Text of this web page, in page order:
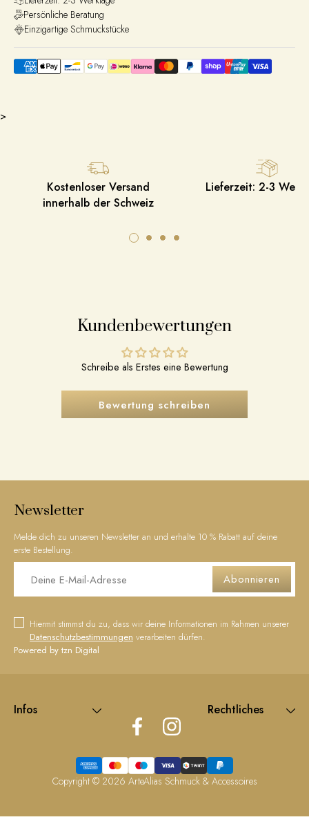
Persönliche Beratung
Einzigartige Schmuckstücke
>
Kostenloser Versand
innerhalb der Schweiz
Lieferzeit: 2-3
Kundenbewertungen
Schreibe als Erstes eine Bewertung
Bewertung schreiben
Infos Rechtliches
Copyright © 2026 ArteAlias Schmuck & Accessoires
Newsletter
Melde dich zu unseren Newsletter an und erhalte 10 % Rabatt auf deine
erste Bestellung.
Abonnieren
Hiermit stimmst du zu, dass wir deine Informationen im Rahmen unserer
Datenschutzbestimmungen verarbeiten dürfen.
Powered by tzn Digital